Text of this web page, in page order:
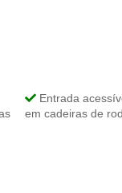
Entrada
em cadeiras de